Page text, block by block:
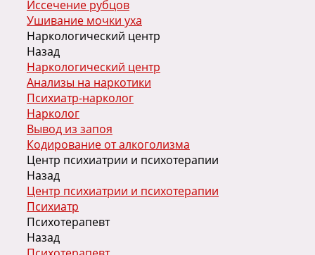
Иссечение рубцов
Ушивание мочки уха
Наркологический центр
Назад
Наркологический центр
Анализы на наркотики
Психиатр-нарколог
Нарколог
Вывод из запоя
Кодирование от алкоголизма
Центр психиатрии и психотерапии
Назад
Центр психиатрии и психотерапии
Психиатр
Психотерапевт
Назад